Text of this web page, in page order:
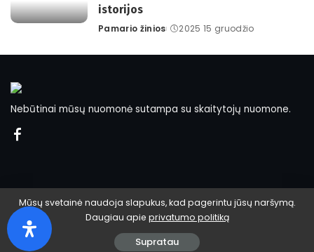
istorijos
Posted
Pamario žinios 2025 15 gruodžio
Nebūtinai mūsų nuomonė sutampa su skaitytojų nuomone.
© 2024 Pamario žinios.
Mūsų svetainė naudoja slapukus, kad pagerintu jūsų naršymą.
Daugiau apie privatumo politiką
Supratau